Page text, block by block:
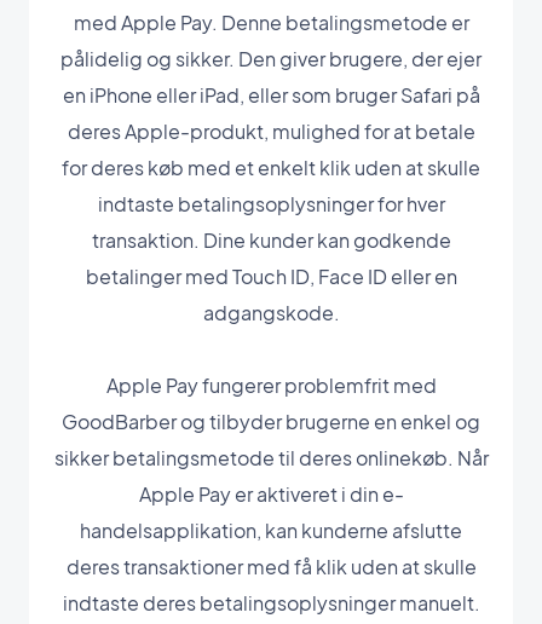
med Apple Pay. Denne betalingsmetode er
pålidelig og sikker. Den giver brugere, der ejer
en iPhone eller iPad, eller som bruger Safari på
deres Apple-produkt, mulighed for at betale
for deres køb med et enkelt klik uden at skulle
indtaste betalingsoplysninger for hver
transaktion. Dine kunder kan godkende
betalinger med Touch ID, Face ID eller en
adgangskode.
Apple Pay fungerer problemfrit med
GoodBarber og tilbyder brugerne en enkel og
sikker betalingsmetode til deres onlinekøb. Når
Apple Pay er aktiveret i din e-
handelsapplikation, kan kunderne afslutte
deres transaktioner med få klik uden at skulle
indtaste deres betalingsoplysninger manuelt.